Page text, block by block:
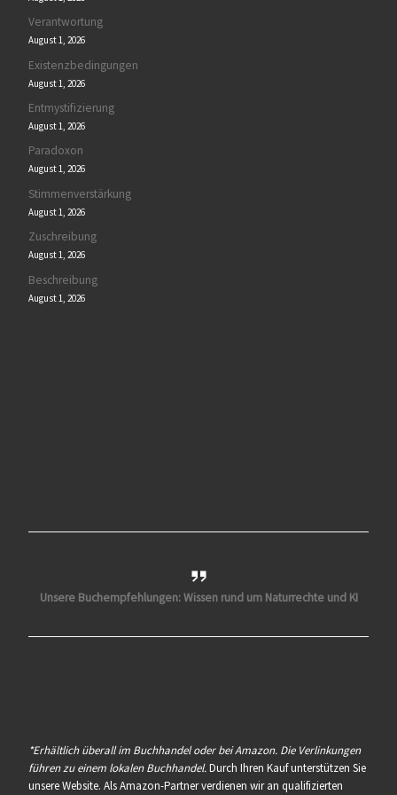
Verantwortung
August 1, 2026
Existenzbedingungen
August 1, 2026
Entmystifizierung
August 1, 2026
Paradoxon
August 1, 2026
Stimmenverstärkung
August 1, 2026
Zuschreibung
August 1, 2026
Beschreibung
August 1, 2026
Unsere Buchempfehlungen: Wissen rund um Naturrechte und KI
*Erhältlich überall im Buchhandel oder bei Amazon. Die Verlinkungen
führen zu einem lokalen Buchhandel.Durch Ihren Kauf unterstützen Sie
unsere Website. Als Amazon-Partner verdienen wir an qualifizierten